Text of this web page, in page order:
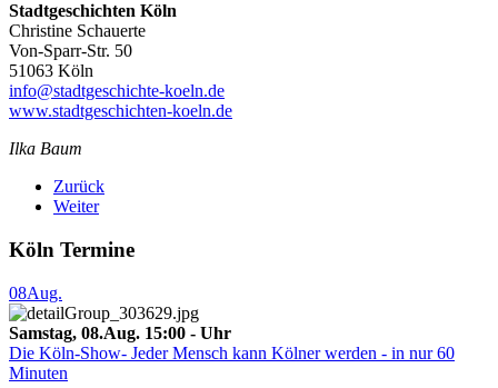
Stadtgeschichten Köln
Christine Schauerte
Von-Sparr-Str. 50
51063 Köln
info@stadtgeschichte-koeln.de
www.stadtgeschichten-koeln.de
Ilka Baum
Zurück
Weiter
Köln Termine
08Aug.
Samstag, 08.Aug. 15:00 - Uhr
Die Köln-Show- Jeder Mensch kann Kölner werden - in nur 60
Minuten